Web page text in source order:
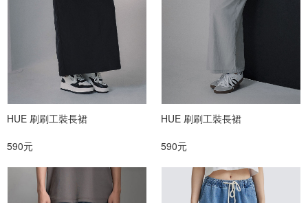
HUE 刷刷工裝長裙
590元
HUE 刷刷工裝長裙
590元